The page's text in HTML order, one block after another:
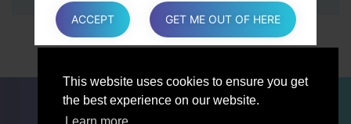
This website uses cookies to ensure you get
the best experience on our website.
PORÓWNAJ
zgodnych z prawem interesów
prowadzonej przez właściciela lub
osobę trzecią.
przyjemnością pomoże wyjaśnić
konkretną podstawę prawną, która ma
ACCEPT GET ME OUT OF HERE